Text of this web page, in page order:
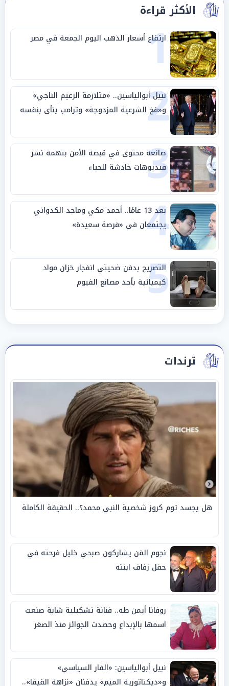
الأكثر قراءة
1
ارتفاع أسعار الذهب اليوم الجمعة في مصر
2
نبيل أبوالياسين.. «متلازمة الزعيم الناجي»
و«فخ الشرعية المزدوجة» وترامب ينأى بنفسه
وحليفه في «ميتم استراتيجي»
3
صانعة محتوى في قبضة الأمن بتهمة نشر
فيديوهات خادشة للحياء
4 بعد 13 عامًا.. أحمد مكي وماجد الكدواني
يجتمعان في «فرصة سعيدة»
5
التصريح بدفن ضحيتي انفجار خزان مواد
كيميائية بأحد مصانع الفيوم
ترندات
هل يجسد توم كروز شخصية النبي محمد؟.. الحقيقة الكاملة
نجوم الفن يشاركون صبحي خليل فرحته في
حفل زفاف ابنته
روفانا أيمن طه.. فنانة تشكيلية شابة صنعت
اسمها بالإبداع وحصدت الجوائز منذ الصغر
نبيل أبوالياسين: «الفار السياسي»
و«ديكتاتورية الميم» يدفنان «نزاهة الفيفا»..